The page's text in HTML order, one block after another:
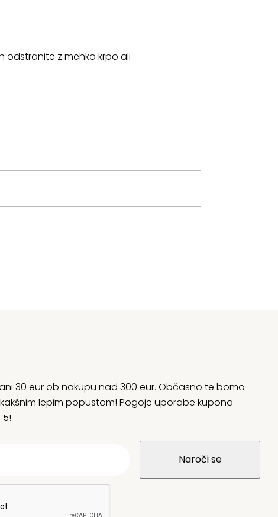
odstranite z mehko krpo ali
30 eur ob nakupu nad 300 eur. Občasno te bomo
lepim popustom! Pogoje uporabe kupona